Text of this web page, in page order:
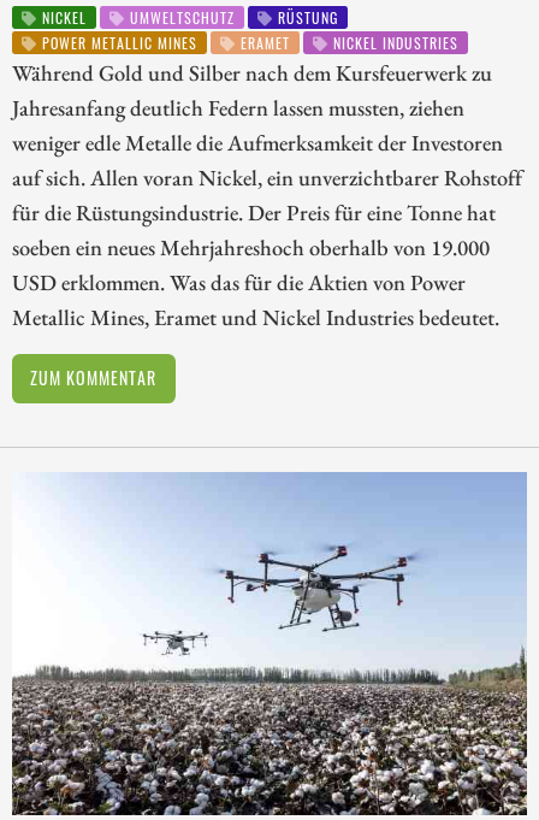
NICKEL UMWELTSCHUTZ
RÜSTUNG
POWER METALLIC MINES
ERAMET NICKEL INDUSTRIES
Während Gold und Silber nach dem Kursfeuerwerk zu
Jahresanfang deutlich Federn lassen mussten, ziehen
weniger edle Metalle die Aufmerksamkeit der Investoren
auf sich. Allen voran Nickel, ein unverzichtbarer Rohstoff
für die Rüstungsindustrie. Der Preis für eine Tonne hat
soeben ein neues Mehrjahreshoch oberhalb von 19.000
USD erklommen. Was das für die Aktien von Power
Metallic Mines, Eramet und Nickel Industries bedeutet.
ZUM KOMMENTAR